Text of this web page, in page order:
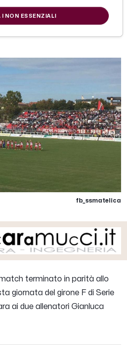
fb_ssmatelica
terminato in parità allo
giornata del girone F di Serie
ai due allenatori Gianluca
I NON ESSENZIALI